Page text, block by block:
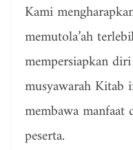
Kami
memutola’ah
mempersiapkan
musyawarah Kitab
membawa manfaat
peserta.